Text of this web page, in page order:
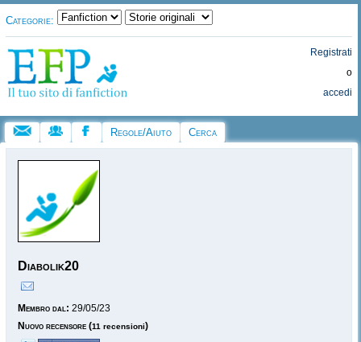
Categorie:
Registrati
o
accedi
Regole/Aiuto Cerca
Diabolik20
Membro dal: 29/05/23
Nuovo recensore (11 recensioni)